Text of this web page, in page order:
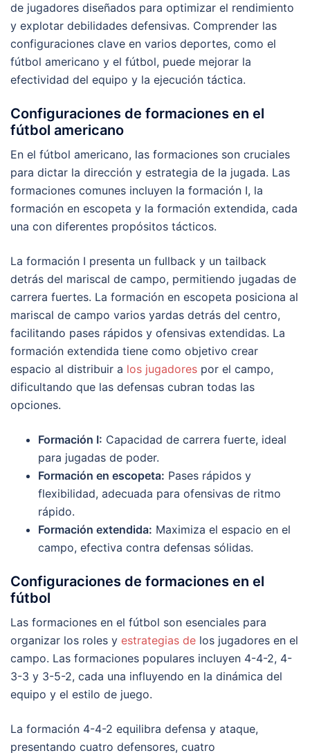
de jugadores diseñados para optimizar el rendimiento
y explotar debilidades defensivas. Comprender las
configuraciones clave en varios deportes, como el
fútbol americano y el fútbol, puede mejorar la
efectividad del equipo y la ejecución táctica.
Configuraciones de formaciones en el
fútbol americano
En el fútbol americano, las formaciones son cruciales
para dictar la dirección y estrategia de la jugada. Las
formaciones comunes incluyen la formación I, la
formación en escopeta y la formación extendida, cada
una con diferentes propósitos tácticos.
La formación I presenta un fullback y un tailback
detrás del mariscal de campo, permitiendo jugadas de
carrera fuertes. La formación en escopeta posiciona al
mariscal de campo varios yardas detrás del centro,
facilitando pases rápidos y ofensivas extendidas. La
formación extendida tiene como objetivo crear
espacio al distribuir a los jugadores por el campo,
dificultando que las defensas cubran todas las
opciones.
Formación I: Capacidad de carrera fuerte, ideal
para jugadas de poder.
Formación en escopeta: Pases rápidos y
flexibilidad, adecuada para ofensivas de ritmo
rápido.
Formación extendida: Maximiza el espacio en el
campo, efectiva contra defensas sólidas.
Configuraciones de formaciones en el
fútbol
Las formaciones en el fútbol son esenciales para
organizar los roles y estrategias de los jugadores en el
campo. Las formaciones populares incluyen 4-4-2, 4-
3-3 y 3-5-2, cada una influyendo en la dinámica del
equipo y el estilo de juego.
La formación 4-4-2 equilibra defensa y ataque,
presentando cuatro defensores, cuatro